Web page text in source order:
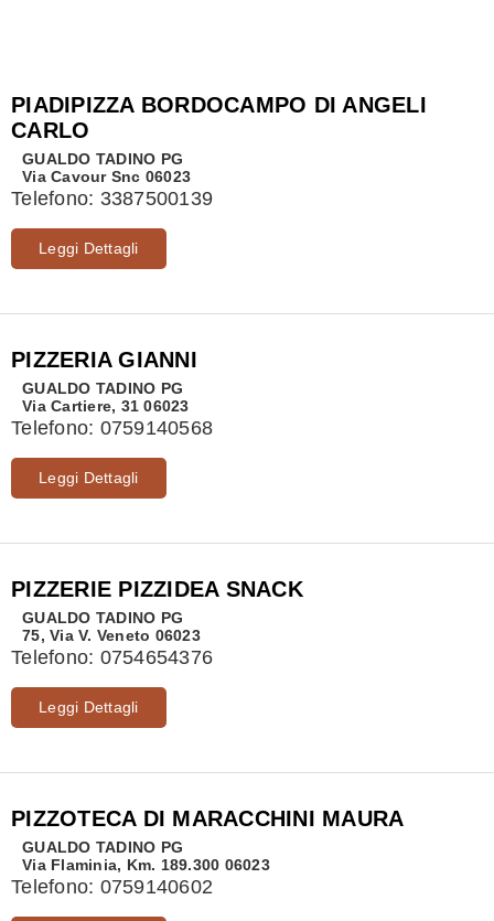
PIADIPIZZA BORDOCAMPO DI ANGELI
CARLO
GUALDO TADINO PG
Via Cavour Snc 06023
Telefono: 3387500139
Leggi Dettagli
PIZZERIA GIANNI
GUALDO TADINO PG
Via Cartiere, 31 06023
Telefono: 0759140568
Leggi Dettagli
PIZZERIE PIZZIDEA SNACK
GUALDO TADINO PG
75, Via V. Veneto 06023
Telefono: 0754654376
Leggi Dettagli
PIZZOTECA DI MARACCHINI MAURA
GUALDO TADINO PG
Via Flaminia, Km. 189.300 06023
Telefono: 0759140602